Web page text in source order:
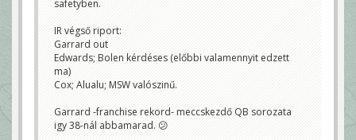
safetyben.
IR végső riport:
Garrard out
Edwards; Bolen kérdéses (előbbi valamennyit edzett
ma)
Cox; Alualu; MSW valószinű.
Garrard -franchise rekord- meccskezdő QB sorozata
igy 38-nál abbamarad. 😕